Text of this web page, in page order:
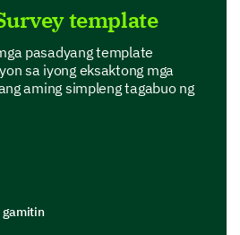
template
pasadyang template
sa iyong eksaktong mga
aming simpleng tagabuo ng
gamitin